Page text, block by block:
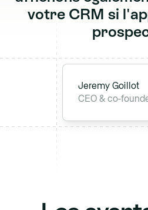
votre CRM si l'ap
prospe
Jeremy Goillot
CEO & co-